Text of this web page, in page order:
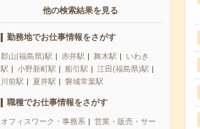
他の検索結果を見る
勤務地でお仕事情報をさがす
郡山(福島県)駅 赤井駅 舞木駅
いわき
駅
小野新町駅 船引駅
江田(福島県)駅
川前駅
夏井駅 磐城常葉駅
職種でお仕事情報をさがす
オフィスワーク・事務系
営業・販売・サー